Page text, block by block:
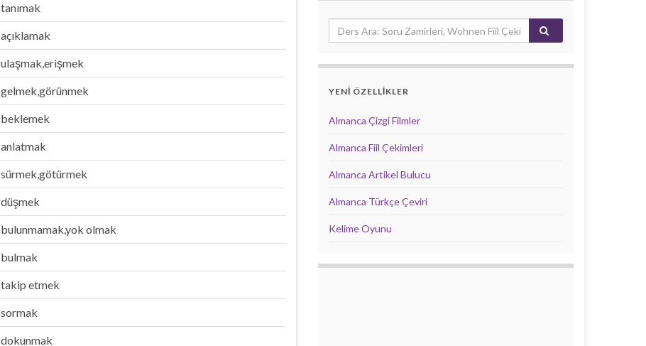
tanımak
açıklamak
ulaşmak,erişmek
gelmek,görünmek
beklemek
anlatmak
sürmek,götürmek
düşmek
bulunmamak,yok olmak
bulmak
takip etmek
sormak
dokunmak
YENİ ÖZELLİKLER
Almanca Çizgi Filmler
Almanca Fiil Çekimleri
Almanca Artikel Bulucu
Almanca Türkçe Çeviri
Kelime Oyunu